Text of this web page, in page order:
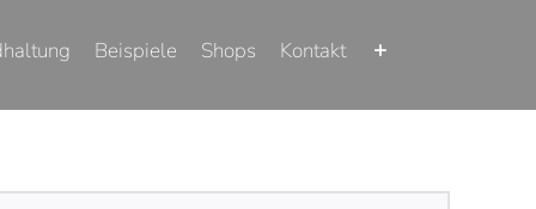
Beispiele Shops Kontakt